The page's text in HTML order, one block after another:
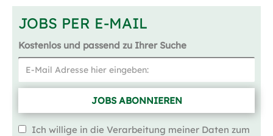
JOBS PER E-MAIL
Kostenlos und passend zu Ihrer Suche
JOBS ABONNIEREN
Ich willige in die Verarbeitung meiner Daten zum